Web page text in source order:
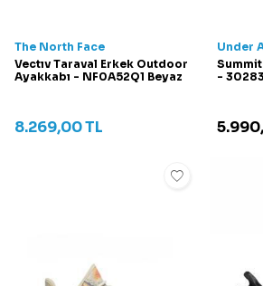
The North Face
Vectıv Taraval Erkek Outdoor
Ayakkabı - NF0A52Q1 Beyaz
8.269,00TL
Under
-